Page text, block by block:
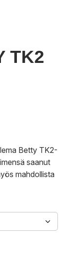
TK2
Betty TK2-
saanut
mahdollista